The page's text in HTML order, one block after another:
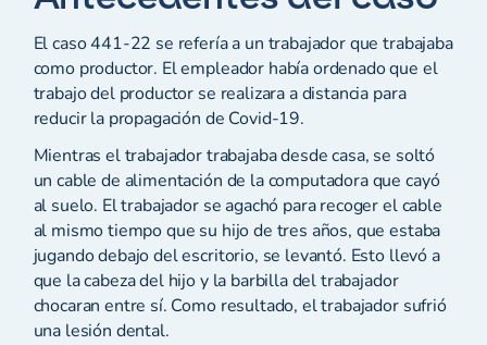
El caso 441-22 se refería a un trabajador que trabajaba
como productor. El empleador había ordenado que el
trabajo del productor se realizara a distancia para
reducir la propagación de Covid-19.
Mientras el trabajador trabajaba desde casa, se soltó
un cable de alimentación de la computadora que cayó
al suelo. El trabajador se agachó para recoger el cable
al mismo tiempo que su hijo de tres años, que estaba
jugando debajo del escritorio, se levantó. Esto llevó a
que la cabeza del hijo y la barbilla del trabajador
chocaran entre sí. Como resultado, el trabajador sufrió
una lesión dental.